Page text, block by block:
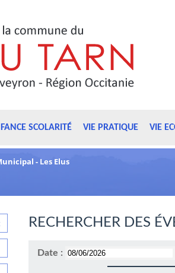
SCOLARITÉ VIE PRATIQUE VIE
- Les Elus
RECHERCHER DES
Date :